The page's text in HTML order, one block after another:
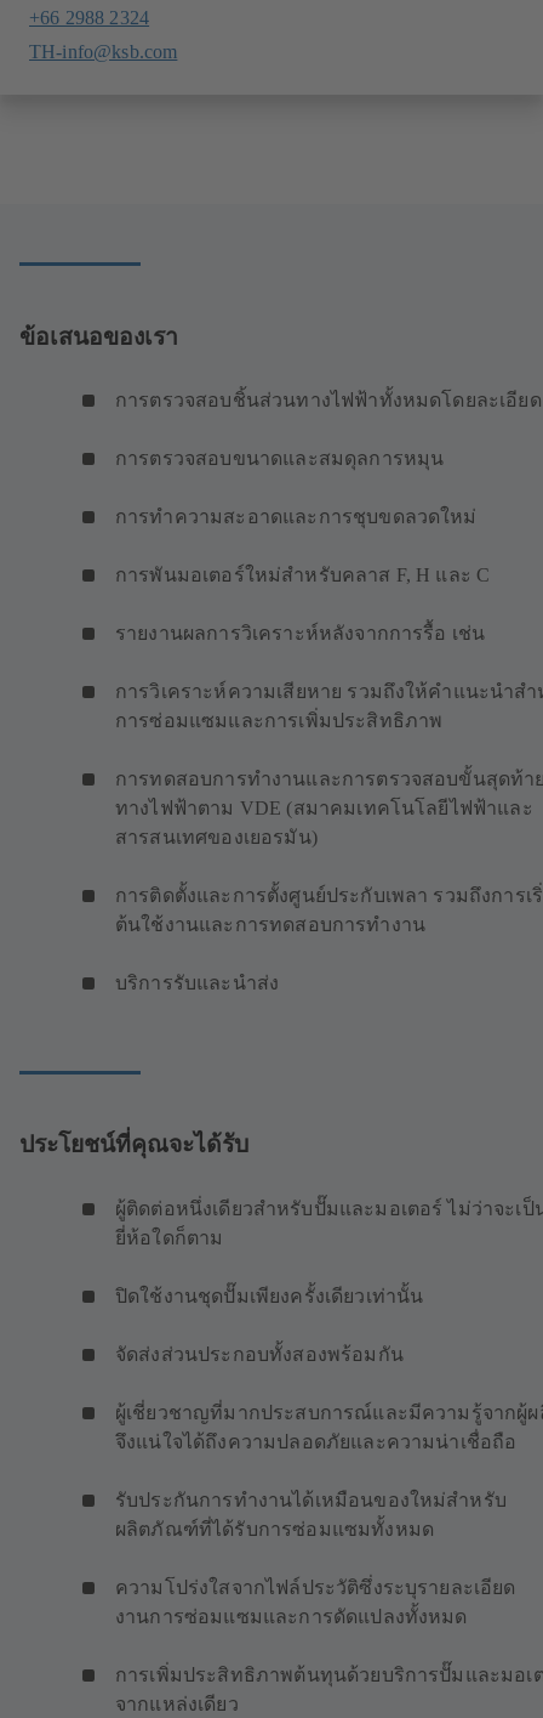
+66 2988 2324
TH-info@ksb.com
ข้อเสนอของเรา
การตรวจสอบชิ้นส่วนทางไฟฟ้าทั้งหมดโดยละเอีย
การตรวจสอบขนาดและสมดุลการหมุน
การทำความสะอาดและการชุบขดลวดใหม่
การพันมอเตอร์ใหม่สำหรับคลาส F, H และ C
รายงานผลการวิเคราะห์หลังจากการรื้อ เช่น
การวิเคราะห์ความเสียหาย รวมถึงให้คำแนะนำส
การซ่อมแซมและการเพิ่มประสิทธิภาพ
การทดสอบการทำงานและการตรวจสอบขั้นสุดท้า
ทางไฟฟ้าตาม VDE (สมาคมเทคโนโลยีไฟฟ้าและ
สารสนเทศของเยอรมัน)
การติดตั้งและการตั้งศูนย์ประกับเพลา รวมถึงการเ
ต้นใช้งานและการทดสอบการทำงาน
บริการรับและนำส่ง
ประโยชน์ที่คุณจะได้รับ
ผู้ติดต่อหนึ่งเดียวสำหรับปั๊มและมอเตอร์ ไม่ว่าจะเป็
ยี่ห้อใดก็ตาม
ปิดใช้งานชุดปั๊มเพียงครั้งเดียวเท่านั้น
จัดส่งส่วนประกอบทั้งสองพร้อมกัน
ผู้เชี่ยวชาญที่มากประสบการณ์และมีความรู้จากผู้ผ
จึงแน่ใจได้ถึงความปลอดภัยและความน่าเชื่อถือ
รับประกันการทำงานได้เหมือนของใหม่สำหรับ
ผลิตภัณฑ์ที่ได้รับการซ่อมแซมทั้งหมด
ความโปร่งใสจากไฟล์ประวัติซึ่งระบุรายละเอียด
งานการซ่อมแซมและการดัดแปลงทั้งหมด
การเพิ่มประสิทธิภาพต้นทุนด้วยบริการปั๊มและมอเ
จากแหล่งเดียว